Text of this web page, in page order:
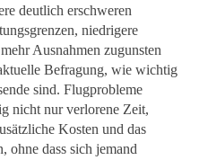
deutlich erschweren
niedrigere
Ausnahmen zugunsten
Befragung, wie wichtig
sind. Flugprobleme
nicht nur verlorene Zeit,
Kosten und das
ohne dass sich jemand